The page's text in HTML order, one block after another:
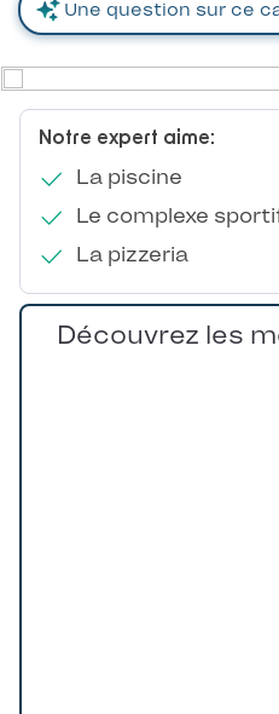
Notre expert aime:
La piscine
Le complexe
La pizzeria
Découvrez les